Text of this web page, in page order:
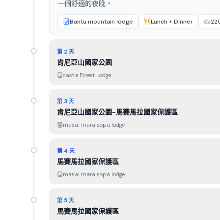
一個舒適的夜晚。
Bantu mountain lodge Lunch + Dinner
第 2 天
肯尼亞山國家公園
castle Forest Lodge
第 3 天
肯尼亞山國家公園-馬賽馬拉國家保護區
masai mara sopa lodge
第 4 天
馬賽馬拉國家保護區
masai mara sopa lodge
第 5 天
馬賽馬拉國家保護區